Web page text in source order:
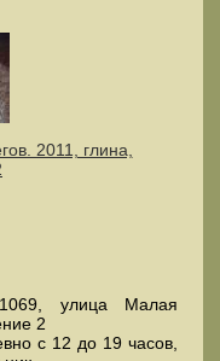
2011, глина,
улица Малая
2
с 12 до 19 часов,